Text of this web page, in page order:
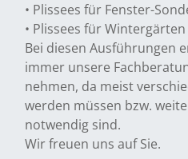
• Plissees für Fenster-
• Plissees für Wintergärten
Bei diesen Ausführungen
immer unsere
nehmen, da meist
werden müssen bzw.
notwendig sind.
Wir freuen uns auf Sie.